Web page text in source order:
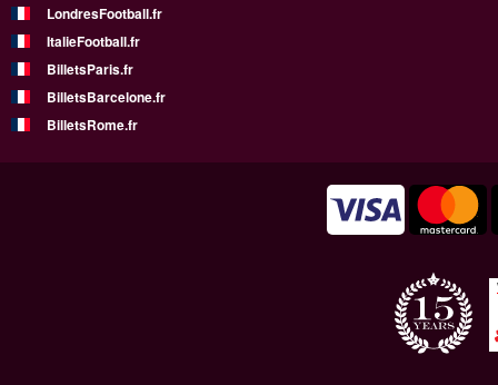
LondresFootball.fr
ItalieFootball.fr
BilletsParis.fr
BilletsBarcelone.fr
BilletsRome.fr